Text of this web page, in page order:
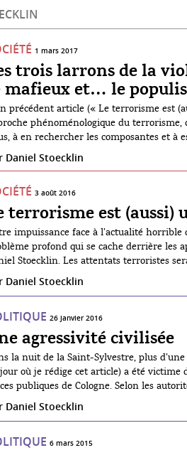
1 mars 2017
trois larrons de la
mafieux et… le
précédent article (« Le terrorisme est
phénoménologique du
à en rechercher les composantes et à
des formes similaires. En
Daniel Stoecklin
3 août 2016
terrorisme est (aussi)
impuissance face à l’actualité
profond qui se cache derrière les
Stoecklin. Les attentats terroristes
caché, enfoui. Le terrorisme, une
dominante dans les sphères
Daniel Stoecklin
26 janvier 2016
agressivité civilisée
la nuit de la Saint-Sylvestre, plus
où je rédige cet article) a été victime
publiques de Cologne. Selon les
arabe et nord-africaine »1. Le
Daniel Stoecklin
6 mars 2015